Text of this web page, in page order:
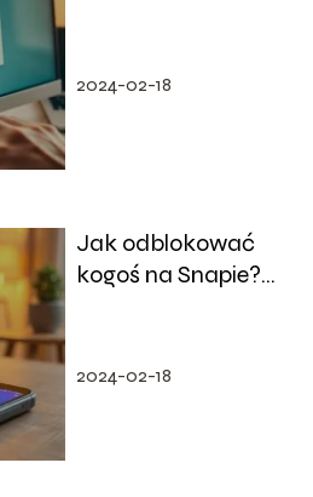
2024-02-18
Jak odblokować
kogoś na Snapie?
2024-02-18